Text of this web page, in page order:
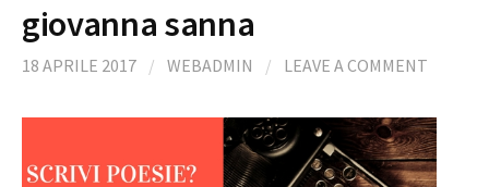
giovanna sanna
18 APRILE 2017 / WEBADMIN / LEAVE A COMMENT